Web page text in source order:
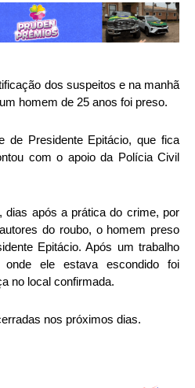
dos suspeitos e na manhã
homem de 25 anos foi preso.
de Presidente Epitácio, que fica
com o apoio da Polícia Civil
dias após a prática do crime, por
do roubo, o homem preso
Epitácio. Após um trabalho
ele estava escondido foi
no local confirmada.
nos próximos dias.